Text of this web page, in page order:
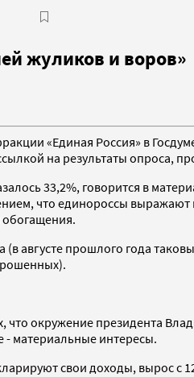
жуликов и воров»
«Единая Россия» в
на результаты опроса,
33,2%, говорится в
что единороссы
обогащения.
августе прошлого года
что окружение президента
- материальные интересы.
свои доходы, вырос с